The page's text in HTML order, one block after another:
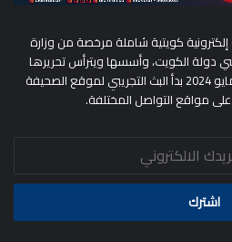
كويتية شاملة مرخصة من وزارة
دولة الكويت، وأسسها ويترأس تحريرها
الكاتب/ مطلق الحريجي ، وفي مايو 2024 بدأ البث التجريبي لموقع الصحيفة
على مواقع التواصل المختلفة.